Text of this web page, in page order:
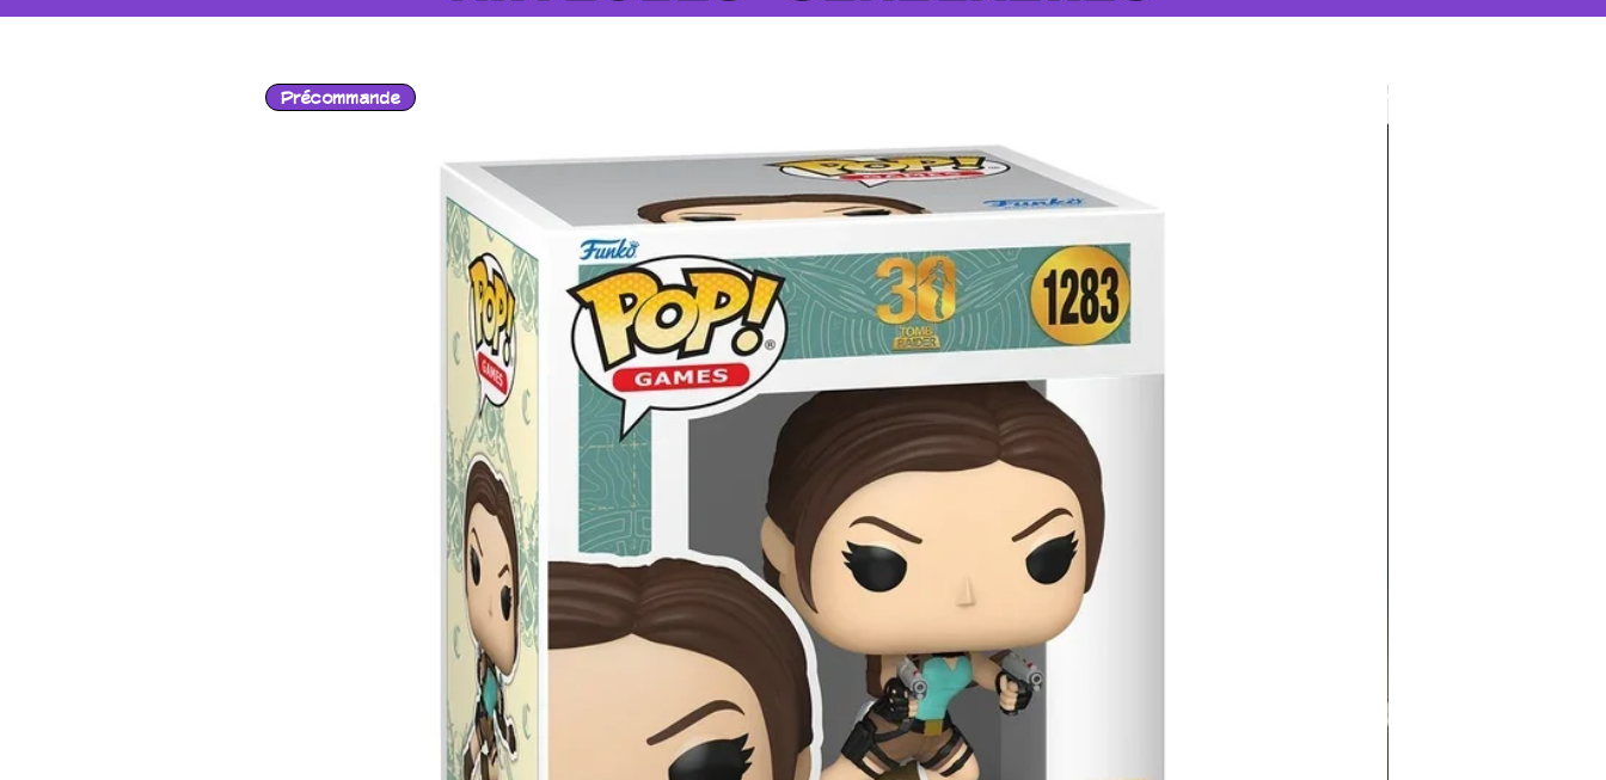
Précommande